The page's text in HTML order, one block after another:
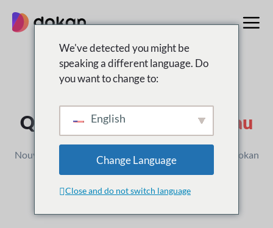
contenu
Qu'est-ce que c'est Nouveau
Nouvelles versions, améliorations et mises à jour de Dokan
We've detected you might be
speaking a different language. Do
you want to change to:
English
Change Language
Close and do not switch language